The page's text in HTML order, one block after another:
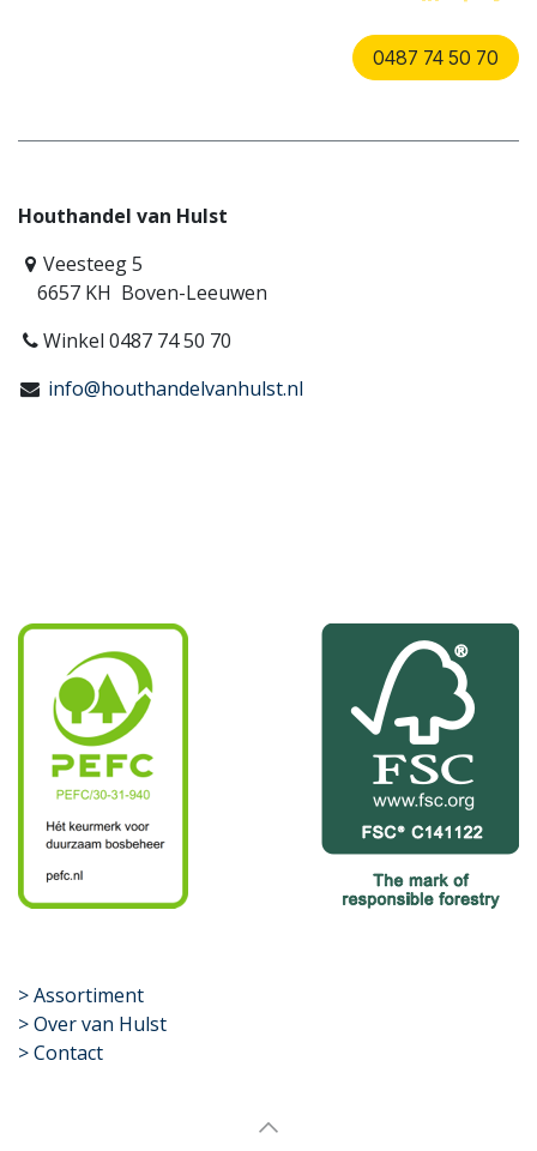
0487 74 50 70
Houthandel van Hulst
Veesteeg 5
6657 KH Boven-Leeuwen
Winkel 0487 74 50 70
info@houthandelvanhulst.nl
​>Assortiment
> Over van Hulst
> Contact